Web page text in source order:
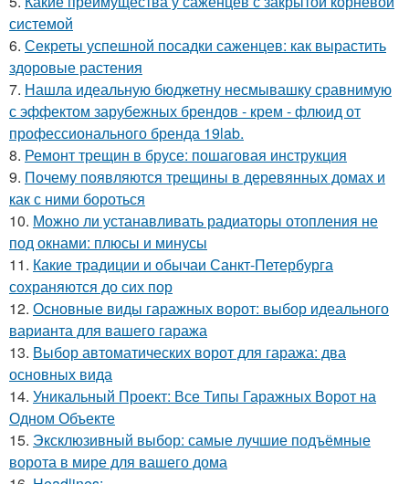
системой
6. Секреты успешной посадки саженцев: как вырастить
здоровые растения
7. Нашла идеальную бюджетну несмывашку сравнимую
с эффектом зарубежных брендов - крем - флюид от
профессионального бренда 19lab.
8. Ремонт трещин в брусе: пошаговая инструкция
9. Почему появляются трещины в деревянных домах и
как с ними бороться
10. Можно ли устанавливать радиаторы отопления не
под окнами: плюсы и минусы
11. Какие традиции и обычаи Санкт-Петербурга
сохраняются до сих пор
12. Основные виды гаражных ворот: выбор идеального
варианта для вашего гаража
13. Выбор автоматических ворот для гаража: два
основных вида
14. Уникальный Проект: Все Типы Гаражных Ворот на
Одном Объекте
15. Эксклюзивный выбор: самые лучшие подъёмные
ворота в мире для вашего дома